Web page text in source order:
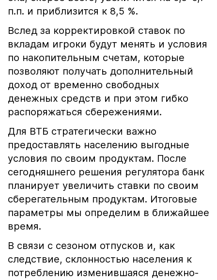
п.п. и приблизится к 8,5 %.
Вслед за корректировкой ставок по
вкладам игроки будут менять и условия
по накопительным счетам, которые
позволяют получать дополнительный
доход от временно свободных
денежных средств и при этом гибко
распоряжаться сбережениями.
Для ВТБ стратегически важно
предоставлять населению выгодные
условия по своим продуктам. После
сегодняшнего решения регулятора банк
планирует увеличить ставки по своим
сберегательным продуктам. Итоговые
параметры мы определим в ближайшее
время.
В связи с сезоном отпусков и, как
следствие, склонностью населения к
потреблению изменившаяся денежно-